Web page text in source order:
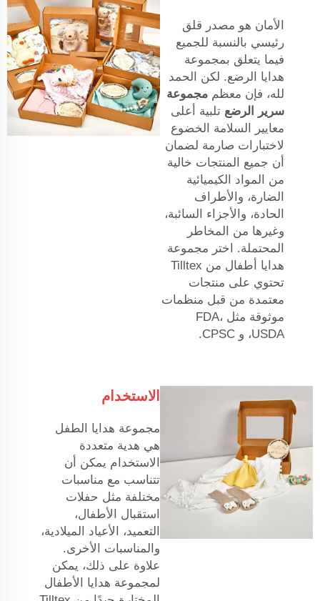
الأمان هو مصدر قلق
رئيسي بالنسبة للجميع
فيما يتعلق بمجموعة
هدايا الرضع. لكن الحمد
لله، فإن معظم مجموعة
سرير الرضع تلبية أعلى
معايير السلامة الخضوع
لاختبارات صارمة لضمان
أن جميع المنتجات خالية
من المواد الكيميائية
الضارة، والأطراف
الحادة، والأجزاء السائبة،
وغيرها من المخاطر
المحتملة. اختر مجموعة
هدايا أطفال من Tilltex
تحتوي على منتجات
معتمدة من قبل منظمات
موثوقة مثل FDA،
USDA، و CPSC.
الاستخدام
مجموعة هدايا الطفل
هي هدية متعددة
الاستخدام يمكن أن
تتناسب مع مناسبات
مختلفة مثل حفلات
استقبال الأطفال،
التعميد، الأعياد الميلادية،
والمناسبات الأخرى.
علاوة على ذلك، يمكن
لمجموعة هدايا الأطفال